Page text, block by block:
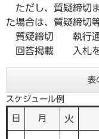
ただし、質疑締切
た場合は、質疑締切
質疑締切 執行通
回答掲載 入札
表
スケジュール例
日 月 火